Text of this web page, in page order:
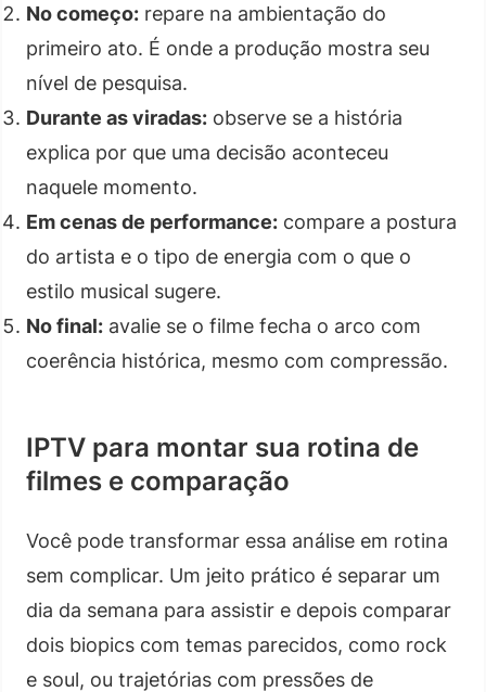
No começo: repare na ambientação do
primeiro ato. É onde a produção mostra seu
nível de pesquisa.
Durante as viradas: observe se a história
explica por que uma decisão aconteceu
naquele momento.
Em cenas de performance: compare a postura
do artista e o tipo de energia com o que o
estilo musical sugere.
No final: avalie se o filme fecha o arco com
coerência histórica, mesmo com compressão.
IPTV para montar sua rotina de
filmes e comparação
Você pode transformar essa análise em rotina
sem complicar. Um jeito prático é separar um
dia da semana para assistir e depois comparar
dois biopics com temas parecidos, como rock
e soul, ou trajetórias com pressões de